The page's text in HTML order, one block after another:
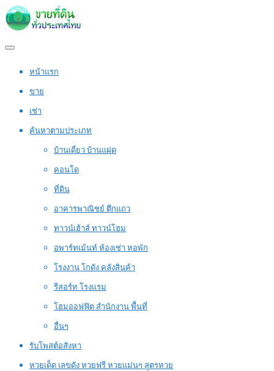
หน้าแรก
ขาย
เช่า
ค้นหาตามประเภท
บ้านเดี่ยว บ้านแฝด
คอนโด
ที่ดิน
อาคารพาณิชย์ ตึกแถว
ทาวน์เฮ้าส์ ทาวน์โฮม
อพาร์ทเม้นท์ ห้องเช่า หอพัก
โรงงาน โกดัง คลังสินค้า
รีสอร์ท โรงแรม
โฮมออฟฟิต สำนักงาน พื้นที่
อื่นๆ
รับโพสต์อสังหา
หวยเด็ด เลขดัง หวยฟรี หวยแม่นๆ สูตรหวย